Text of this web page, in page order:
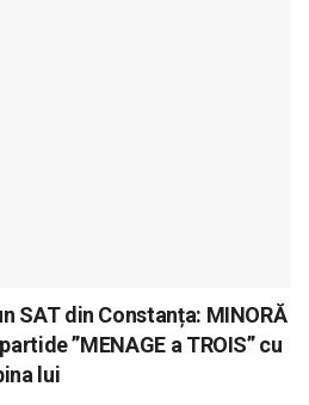
SAT din Constanța: MINORĂ
”MENAGE a TROIS” cu
lui